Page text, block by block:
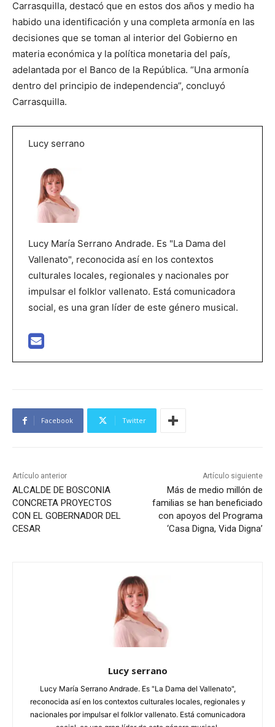
Carrasquilla, destacó que en estos dos años y medio ha
habido una identificación y una completa armonía en las
decisiones que se toman al interior del Gobierno en
materia económica y la política monetaria del país,
adelantada por el Banco de la República. “Una armonía
dentro del principio de independencia”, concluyó
Carrasquilla.
Lucy serrano
Lucy María Serrano Andrade. Es "La Dama del
Vallenato", reconocida así en los contextos
culturales locales, regionales y nacionales por
impulsar el folklor vallenato. Está comunicadora
social, es una gran líder de este género musical.
Facebook Twitter
Artículo anterior
ALCALDE DE BOSCONIA
CONCRETA PROYECTOS
CON EL GOBERNADOR DEL
CESAR
Artículo siguiente
Más de medio millón de
familias se han beneficiado
con apoyos del Programa
‘Casa Digna, Vida Digna’
Lucy serrano
Lucy María Serrano Andrade. Es "La Dama del Vallenato",
reconocida así en los contextos culturales locales, regionales y
nacionales por impulsar el folklor vallenato. Está comunicadora